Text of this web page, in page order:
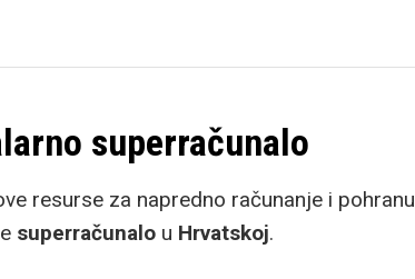
superračunalo
resurse za napredno računanje i pohranu
superračunalo u Hrvatskoj.